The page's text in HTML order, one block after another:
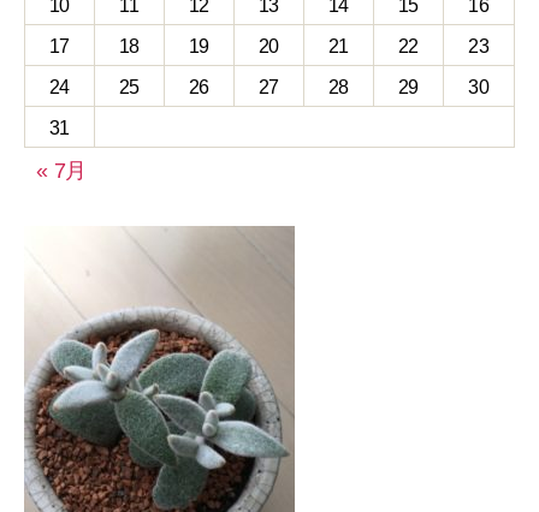
10
11 12 13 14 15
16
17
18 19 20 21 22
23
24
25 26 27 28 29
30
31
« 7月